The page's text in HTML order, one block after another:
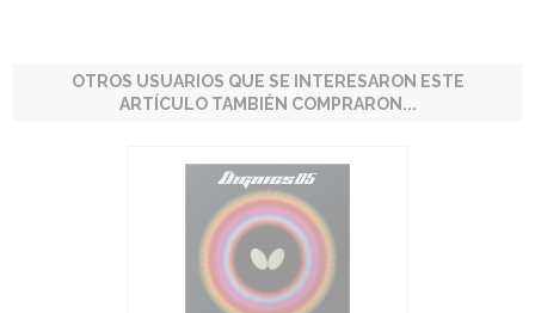
OTROS USUARIOS QUE SE INTERESARON ESTE
ARTÍCULO TAMBIÉN COMPRARON...